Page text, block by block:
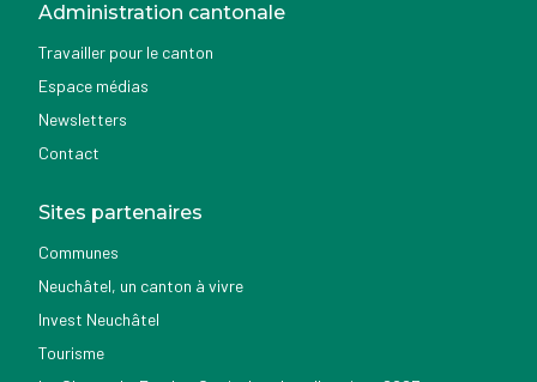
Administration cantonale
Travailler pour le canton
Espace médias
Newsletters
Contact
Sites partenaires
Communes
Neuchâtel, un canton à vivre
Invest Neuchâtel
Tourisme